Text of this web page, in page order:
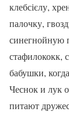
клебсієлу,
палочку,
синегнойную
стафилококк,
бабушки,
Чеснок и лук
питают